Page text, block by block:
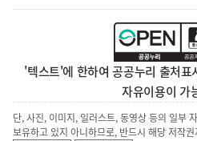
'텍스트'에 한하여 공공누리 출처
자유이용이 가
단, 사진, 이미지, 일러스트, 동영상 등의 일부
보유하고 있지 아니하므로, 반드시 해당 저작